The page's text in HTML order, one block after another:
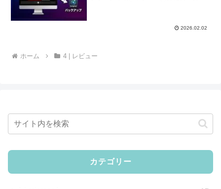
2026.02.02
ホーム 4 | レビュー
カテゴリー